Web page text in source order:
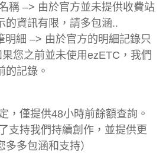
稱 –> 由於官方並未提供收費站
的資訊有限，請多包涵..
細 –> 由於官方的明細記錄只
您之前並未使用ezETC，我們
的記錄。
，僅提供48小時前餘額查詢。
支持我們持續創作，並提供更
多包涵和支持）